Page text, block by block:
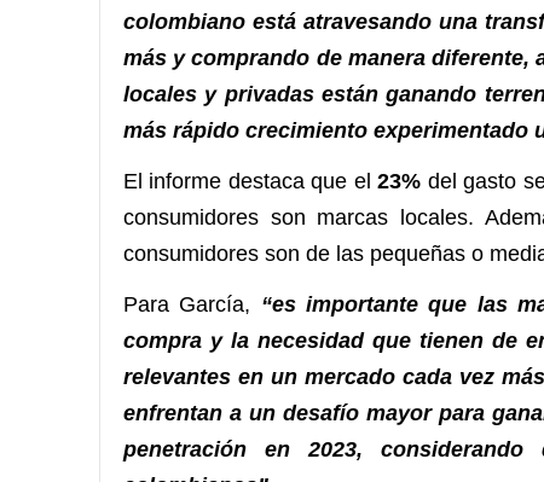
colombiano está atravesando una
más y comprando de manera diferente,
locales y privadas están ganando
más rápido crecimiento experimentado
El informe destaca que el23% del gasto
consumidores son marcas locales.
consumidores son de las pequeñas o
Para García, “es importante que las
compra y la necesidad que tienen de
relevantes en un mercado cada vez
enfrentan a un desafío mayor para
penetración en 2023,